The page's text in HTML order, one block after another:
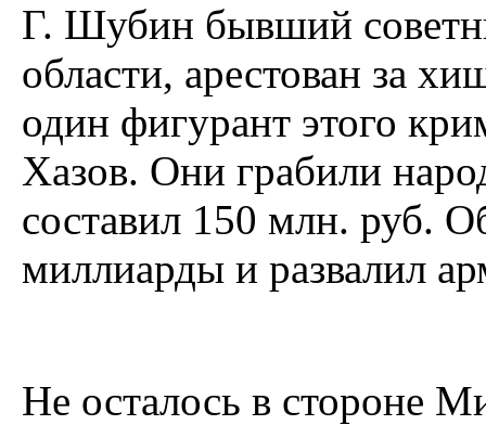
Г. Шубин бывший
области, арестован за
один фигурант этого
Хазов. Они грабили
составил 150 млн. руб.
миллиарды и развалил
Не осталось в стороне